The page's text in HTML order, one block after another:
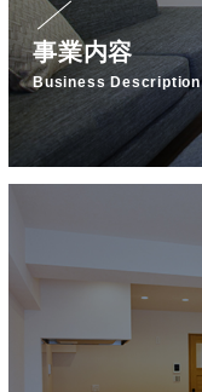
事業内容
Business Description